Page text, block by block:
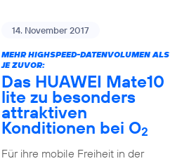
14. November 2017
MEHR HIGHSPEED-DATENVOLUMEN ALS
JE ZUVOR:
Das HUAWEI Mate10
lite zu besonders
attraktiven
Konditionen bei O2
Für ihre mobile Freiheit in der